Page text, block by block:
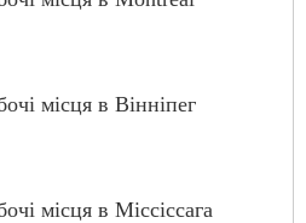
місця в Вінніпег
місця в Міссіссага